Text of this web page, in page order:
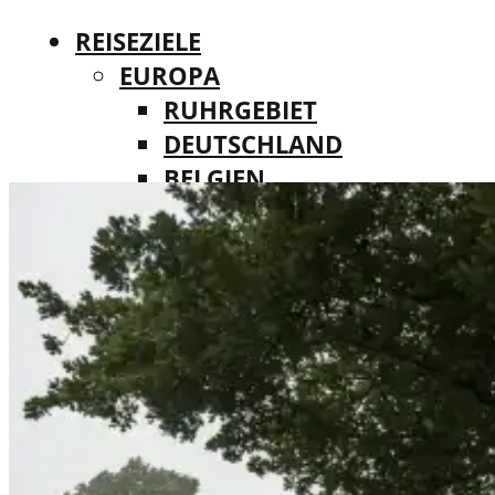
REISEZIELE
EUROPA
RUHRGEBIET
DEUTSCHLAND
BELGIEN
DÄNEMARK
FINNLAND
FRANKREICH
IRLAND
ITALIEN
LUXEMBURG
MALTA
NIEDERLANDE
ÖSTERREICH
REISEZIELE
EUROPA
RUHRGEBIET
DEUTSCHLAND
BELGIEN
DÄNEMARK
FINNLAND
FRANKREICH
IRLAND